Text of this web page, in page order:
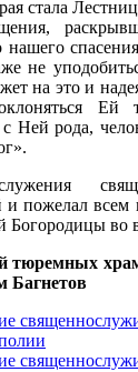
стала
нашего
не
на это и
Ей
Ней рода,
и пожелал
Богородицы во
тюремных
Багнетов